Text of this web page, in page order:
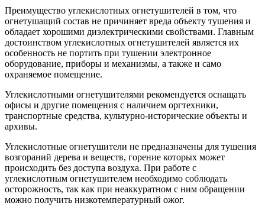
Преимущество углекислотных огнетушителей в том, что
огнетушащий состав не причиняет вреда объекту тушения и
обладает хорошими диэлектрическими свойствами. Главным
достоинством углекислотных огнетушителей является их
особенность не портить при тушении электронное
оборудование, приборы и механизмы, а также и само
охраняемое помещение.
Углекислотными огнетушителями рекомендуется оснащать
офисы и другие помещения с наличием оргтехники,
транспортные средства, культурно-исторические объекты и
архивы.
Углекислотные огнетушители не предназначены для тушения
возгораний дерева и веществ, горение которых может
происходить без доступа воздуха. При работе с
углекислотным огнетушителем необходимо соблюдать
осторожность, так как при неаккуратном с ним обращении
можно получить низкотемпературный ожог.